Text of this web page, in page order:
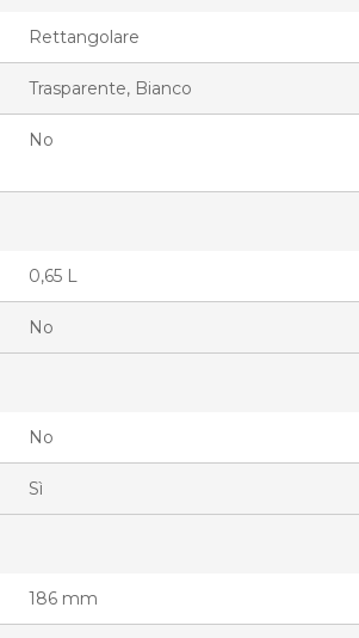
Rettangolare
Trasparente, Bianco
No
0,65 L
No
No
Sì
186 mm